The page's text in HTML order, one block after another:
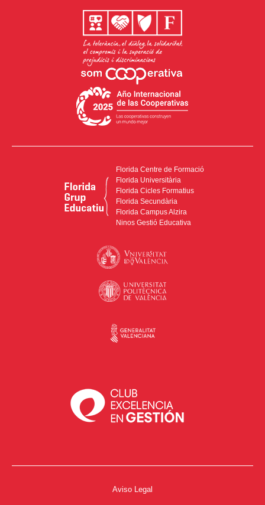
Florida Centre de Formació
Florida Universitària
Florida Cicles Formatius
Florida Secundària
Florida Campus Alzira
Ninos Gestió Educativa
Aviso Legal